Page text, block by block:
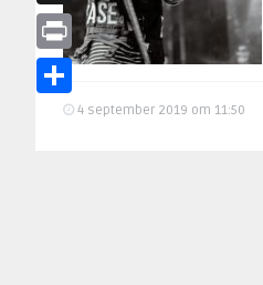
4 september 2019 om 11:50
X
Print
Delen